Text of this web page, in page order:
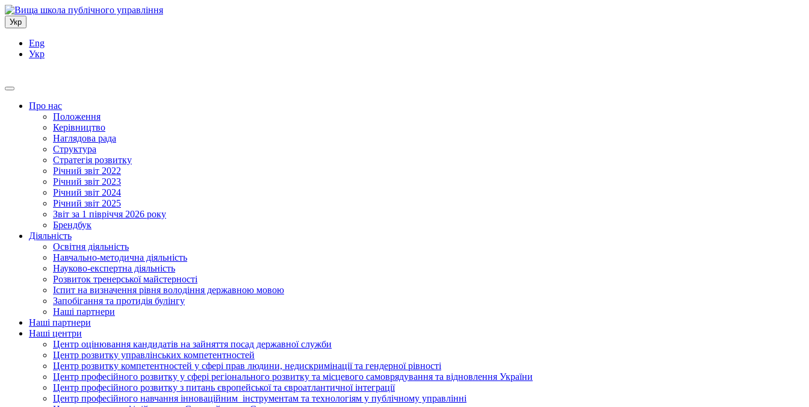
Укр
Eng
Укр
Про нас
Положення
Керівництво
Наглядова рада
Структура
Стратегія розвитку
Річний звіт 2022
Річний звіт 2023
Річний звіт 2024
Річний звіт 2025
Звіт за 1 півріччя 2026 року
Брендбук
Діяльність
Освітня діяльність
Навчально-методична діяльність
Науково-експертна діяльність
Розвиток тренерської майстерності
Іспит на визначення рівня володіння державною мовою
Запобігання та протидія булінгу
Наші партнери
Наші партнери
Наші центри
Центр оцінювання кандидатів на зайняття посад державної служби
Центр розвитку управлінських компетентностей
Центр розвитку компетентностей у сфері прав людини, недискримінації та гендерної рівності
Центр професійного розвитку у сфері регіонального розвитку та місцевого самоврядування та відновлення України
Центр професійного розвитку з питань європейської та євроатлантичної інтеграції
Центр професійного навчання інноваційним інструментам та технологіям у публічному управлінні